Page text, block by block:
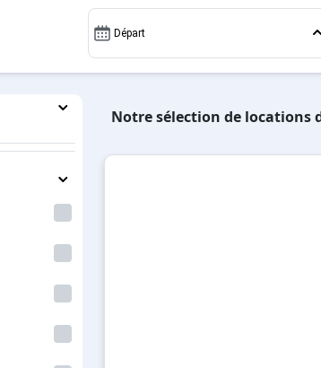
Départ
Notre sélection de locations